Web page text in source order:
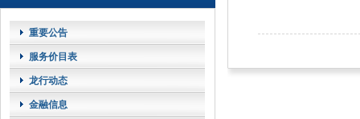
重要公告
服务价目表
龙行动态
金融信息